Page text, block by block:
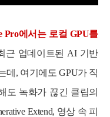
Pro에서는 로컬 GPU를
근 업데이트된 AI 기반
데, 여기에도 GPU가 직
도 녹화가 끊긴 클립의
Extend, 영상 속 피